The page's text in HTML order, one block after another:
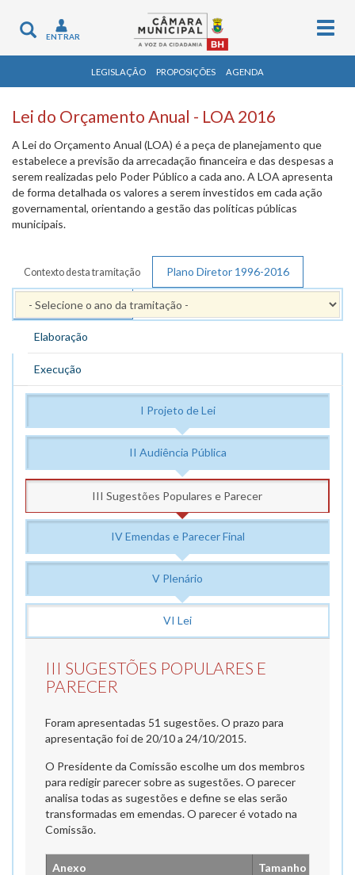
Toggle
navigation
ENTRAR
LEGISLAÇÃO PROPOSIÇÕES AGENDA
Lei do Orçamento Anual - LOA 2016
A Lei do Orçamento Anual (LOA) é a peça de planejamento que
estabelece a previsão da arrecadação financeira e das despesas a
serem realizadas pelo Poder Público a cada ano. A LOA apresenta
de forma detalhada os valores a serem investidos em cada ação
governamental, orientando a gestão das políticas públicas
municipais.
Contexto desta tramitação Plano Diretor 1996-2016
PPAG 2014 - 2017
Elaboração
Execução
I Projeto de Lei
II Audiência Pública
III Sugestões Populares e Parecer
IV Emendas e Parecer Final
V Plenário
VI Lei
III SUGESTÕES POPULARES E
PARECER
Foram apresentadas 51 sugestões. O prazo para
apresentação foi de 20/10 a 24/10/2015.
O Presidente da Comissão escolhe um dos membros
para redigir parecer sobre as sugestões. O parecer
analisa todas as sugestões e define se elas serão
transformadas em emendas. O parecer é votado na
Comissão.
Anexo Tamanho